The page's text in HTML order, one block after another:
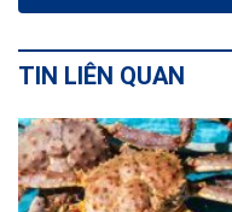
TIN LIÊN QUAN